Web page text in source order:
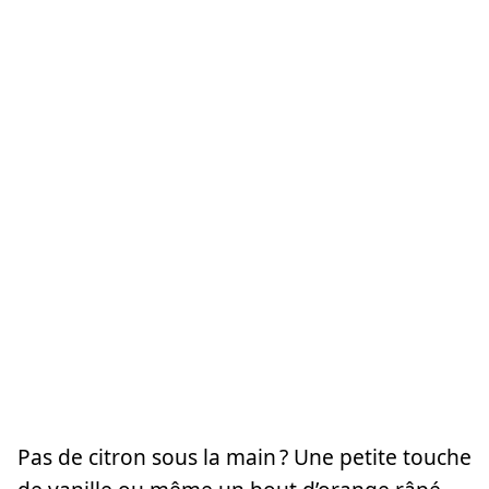
Pas de citron sous la main ? Une petite touche